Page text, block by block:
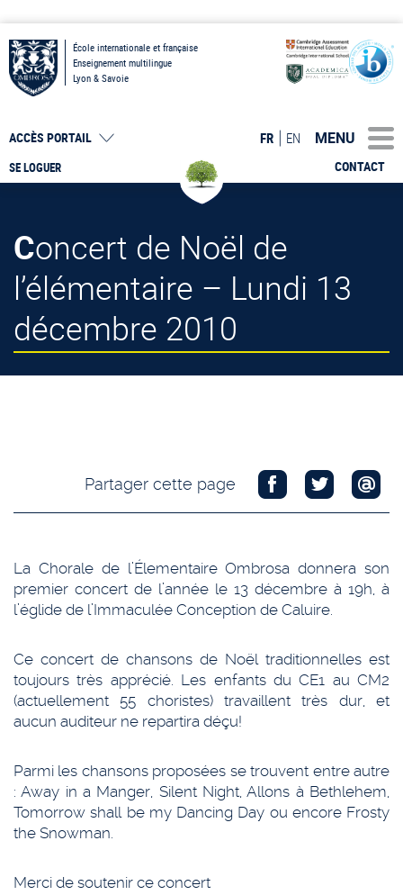
École internationale et française
Enseignement multilingue
Lyon & Savoie
SE LOGUER
ACCÈS PORTAIL
CONTACT
FR EN MENU
Concert de Noël de
l’élémentaire – Lundi 13
décembre 2010
Partager cette page
La Chorale de l’Élementaire Ombrosa donnera son
premier concert de l’année le 13 décembre à 19h, à
l’églide de l’Immaculée Conception de Caluire.
Ce concert de chansons de Noël traditionnelles est
toujours très apprécié. Les enfants du CE1 au CM2
(actuellement 55 choristes) travaillent très dur, et
aucun auditeur ne repartira déçu!
Parmi les chansons proposées se trouvent entre autre
: Away in a Manger, Silent Night, Allons à Bethlehem,
Tomorrow shall be my Dancing Day ou encore Frosty
the Snowman.
Merci de soutenir ce concert